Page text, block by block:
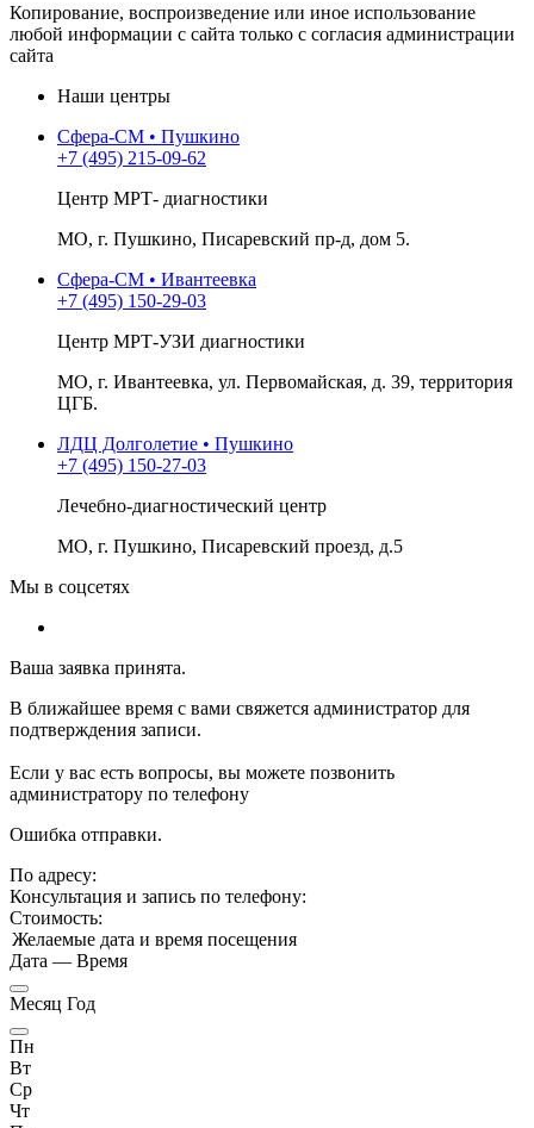
Копирование, воспроизведение или иное использование
любой информации с сайта только с согласия администрации
сайта
Наши центры
Сфера-СМ • Пушкино
+7 (495) 215-09-62
Центр МРТ- диагностики
МО, г. Пушкино, Писаревский пр-д, дом 5.
Сфера-СМ • Ивантеевка
+7 (495) 150-29-03
Центр МРТ-УЗИ диагностики
МО, г. Ивантеевка, ул. Первомайская, д. 39, территория
ЦГБ.
ЛДЦ Долголетие • Пушкино
+7 (495) 150-27-03
Лечебно-диагностический центр
МО, г. Пушкино, Писаревский проезд, д.5
Мы в соцсетях
Ваша заявка принята.
В ближайшее время с вами свяжется администратор для
подтверждения записи.
Если у вас есть вопросы, вы можете позвонить
администратору по телефону
Ошибка отправки.
По адресу:
Консультация и запись по телефону:
Стоимость:
Желаемые дата и время посещения
Дата — Время
Месяц Год
Пн
Вт
Ср
Чт